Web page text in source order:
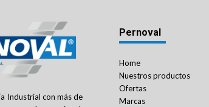
Industrial con más de
Pernoval
Home
Nuestros productos
Ofertas
Marcas